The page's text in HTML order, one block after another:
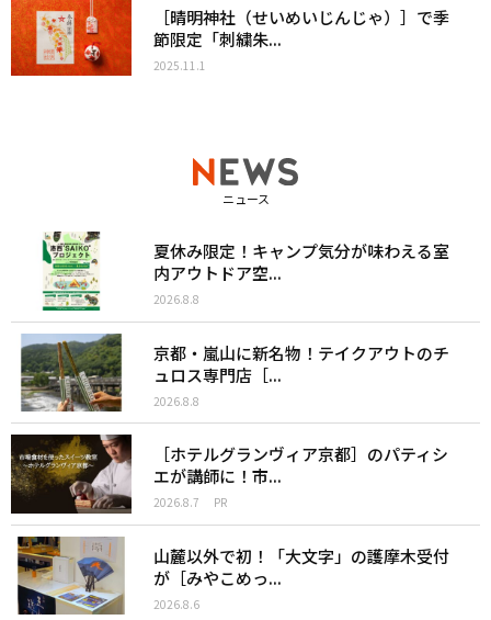
［晴明神社（せいめいじんじゃ）］で季
節限定「刺繍朱...
2025.11.1
ニュース
夏休み限定！キャンプ気分が味わえる室
内アウトドア空...
2026.8.8
京都・嵐山に新名物！テイクアウトのチ
ュロス専門店［...
2026.8.8
［ホテルグランヴィア京都］のパティシ
エが講師に！市...
2026.8.7 PR
山麓以外で初！「大文字」の護摩木受付
が［みやこめっ...
2026.8.6